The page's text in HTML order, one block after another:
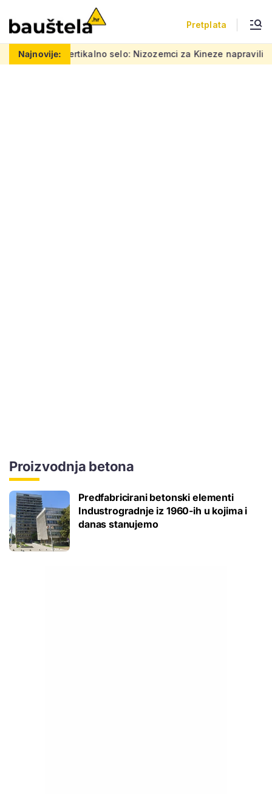
Pretplata
Najnovije:
Šareno vertikalno selo: Nizozemci za Kineze napravili
Proizvodnja betona
Predfabricirani betonski elementi
Industrogradnje iz 1960-ih u kojima i
danas stanujemo